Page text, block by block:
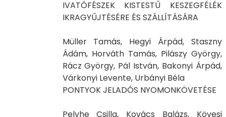
IVATÓFÉSZEK KISTESTŰ KESZEGFÉLÉK
IKRAGYŰJTÉSÉRE ÉS SZÁLLÍTÁSÁRA
Müller Tamás, Hegyi Árpád, Staszny
Ádám, Horváth Tamás, Pilászy György,
Rácz György, Pál István, Bakonyi Árpád,
Várkonyi Levente, Urbányi Béla
PONTYOK JELADÓS NYOMONKÖVETÉSE
Pelyhe Csilla, Kovács Balázs, Kövesi